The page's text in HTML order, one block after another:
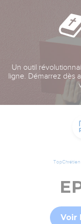
Un outil
ligne. Démarrez dès
TopChrétien
Voir